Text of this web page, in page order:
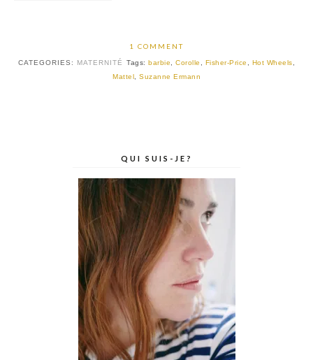
1 COMMENT
CATEGORIES: MATERNITÉ Tags: barbie Corolle Fisher-Price Hot Wheels
Mattel
Suzanne Ermann
QUI SUIS-JE?